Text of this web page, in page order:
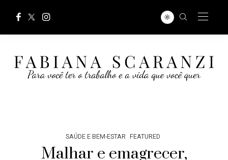
SAÚDE E BEM-ESTAR FEATURED
Malhar e emagrecer,